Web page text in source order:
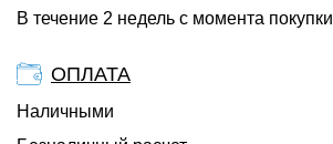
В течение 2 недель с момента покупки
ОПЛАТА
Наличными